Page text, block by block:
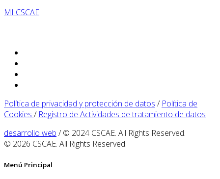
MI CSCAE
Política de privacidad y protección de datos / Política de
Cookies / Registro de Actividades de tratamiento de datos
desarrollo web / © 2024 CSCAE. All Rights Reserved.
© 2026 CSCAE. All Rights Reserved.
Menú Principal